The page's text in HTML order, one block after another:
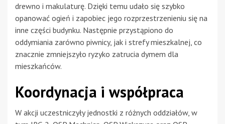
drewno i makulaturę. Dzięki temu udało się szybko
opanować ogień i zapobiec jego rozprzestrzenieniu się na
inne części budynku. Następnie przystąpiono do
oddymiania zarówno piwnicy, jak i strefy mieszkalnej, co
znacznie zmniejszyło ryzyko zatrucia dymem dla
mieszkańców.
Koordynacja i współpraca
W akcji uczestniczyły jednostki z różnych oddziałów, w